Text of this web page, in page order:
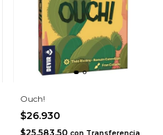
Ouch!
$26.930
$25.583,50